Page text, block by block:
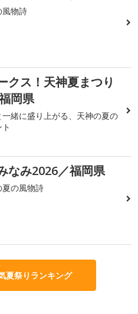
風物詩
クス！天神夏まつり
岡県
緒に盛り上がる、天神の夏の
なみ2026／福岡県
の風物詩
夏祭りランキング